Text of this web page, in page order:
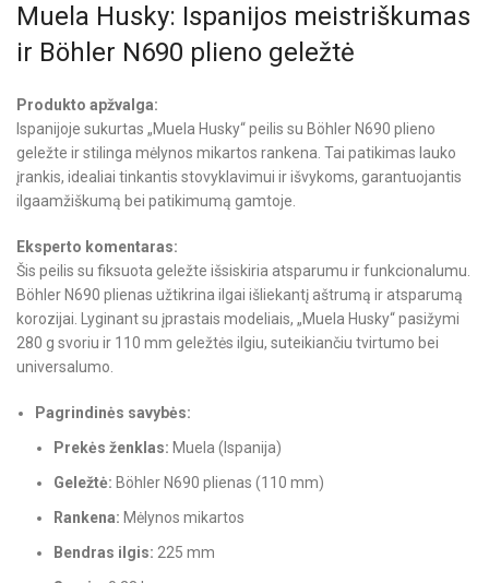
Muela Husky: Ispanijos meistriškumas
ir Böhler N690 plieno geležtė
Produkto apžvalga:
Ispanijoje sukurtas „Muela Husky“ peilis su Böhler N690 plieno
geležte ir stilinga mėlynos mikartos rankena. Tai patikimas lauko
įrankis, idealiai tinkantis stovyklavimui ir išvykoms, garantuojantis
ilgaamžiškumą bei patikimumą gamtoje.
Eksperto komentaras:
Šis peilis su fiksuota geležte išsiskiria atsparumu ir funkcionalumu.
Böhler N690 plienas užtikrina ilgai išliekantį aštrumą ir atsparumą
korozijai. Lyginant su įprastais modeliais, „Muela Husky“ pasižymi
280 g svoriu ir 110 mm geležtės ilgiu, suteikiančiu tvirtumo bei
universalumo.
Pagrindinės savybės:
Prekės ženklas: Muela (Ispanija)
Geležtė: Böhler N690 plienas (110 mm)
Rankena: Mėlynos mikartos
Bendras ilgis: 225 mm